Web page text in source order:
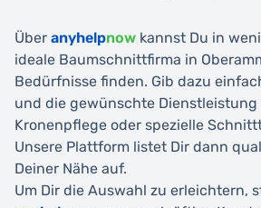
Über anyhelpnow kannst Du in
ideale Baumschnittfirma in
Bedürfnisse finden. Gib dazu
und die gewünschte
Kronenpflege oder spezielle
Unsere Plattform listet Dir dann
Deiner Nähe auf.
Um Dir die Auswahl zu erleichtern,